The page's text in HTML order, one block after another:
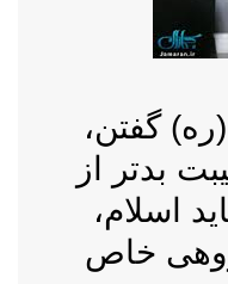
گفتن،
بدتر از
اسلام،
خاص